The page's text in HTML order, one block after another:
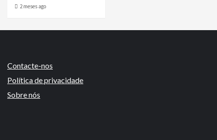
2 meses ago
Contacte-nos
Política de privacidade
Sobre nós